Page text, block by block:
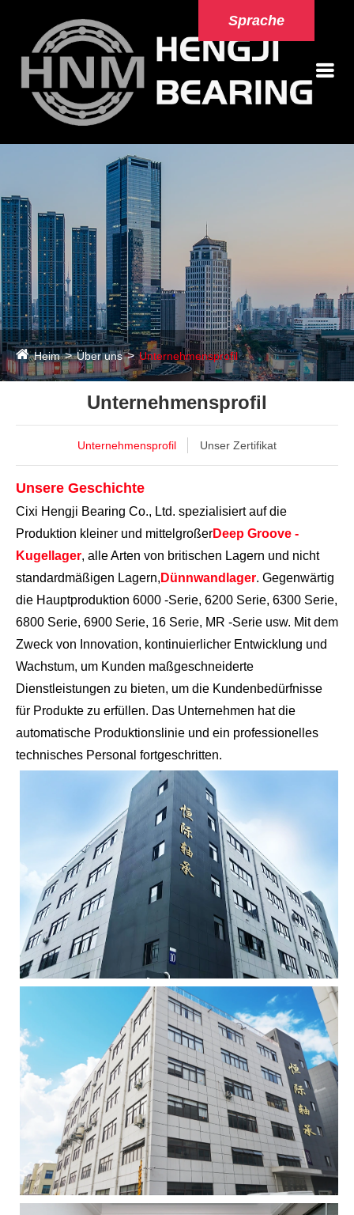
Sprache
Heim Über uns Unternehmensprofil
Unternehmensprofil
Unternehmensprofil Unser Zertifikat
Unsere Geschichte
Cixi Hengji Bearing Co., Ltd. spezialisiert auf die
Produktion kleiner und mittelgroßerDeep Groove -
Kugellager, alle Arten von britischen Lagern und nicht
standardmäßigen Lagern, Dünnwandlager. Gegenwärtig
die Hauptproduktion 6000 -Serie, 6200 Serie, 6300 Serie,
6800 Serie, 6900 Serie, 16 Serie, MR -Serie usw. Mit dem
Zweck von Innovation, kontinuierlicher Entwicklung und
Wachstum, um Kunden maßgeschneiderte
Dienstleistungen zu bieten, um die Kundenbedürfnisse
für Produkte zu erfüllen. Das Unternehmen hat die
automatische Produktionslinie und ein professionelles
technisches Personal fortgeschritten.